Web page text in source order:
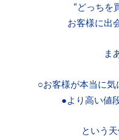
“どっちを
お客様に出
ま
○お客様が本当に気
●より高い値
という